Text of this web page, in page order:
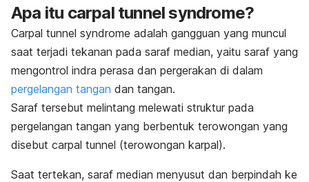
Apa itu carpal tunnel syndrome?
Carpal tunnel syndrome adalah gangguan yang muncul
saat terjadi tekanan pada saraf median, yaitu saraf yang
mengontrol indra perasa dan pergerakan di dalam
pergelangan tangan dan tangan.
Saraf tersebut melintang melewati struktur pada
pergelangan tangan yang berbentuk terowongan yang
disebut carpal tunnel (terowongan karpal).
Saat tertekan, saraf median menyusut dan berpindah ke